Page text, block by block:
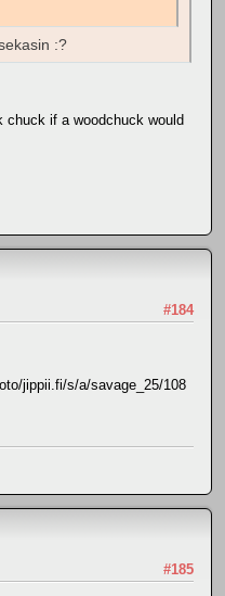
:?
chuck if a woodchuck would
#184
jippii.fi/s/a/savage_25/108
#185